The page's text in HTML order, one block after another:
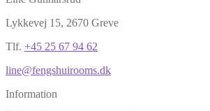
Lykkevej 15, 2670 Greve
Tlf. +45 25 67 94 62
line@fengshuirooms.dk
Information